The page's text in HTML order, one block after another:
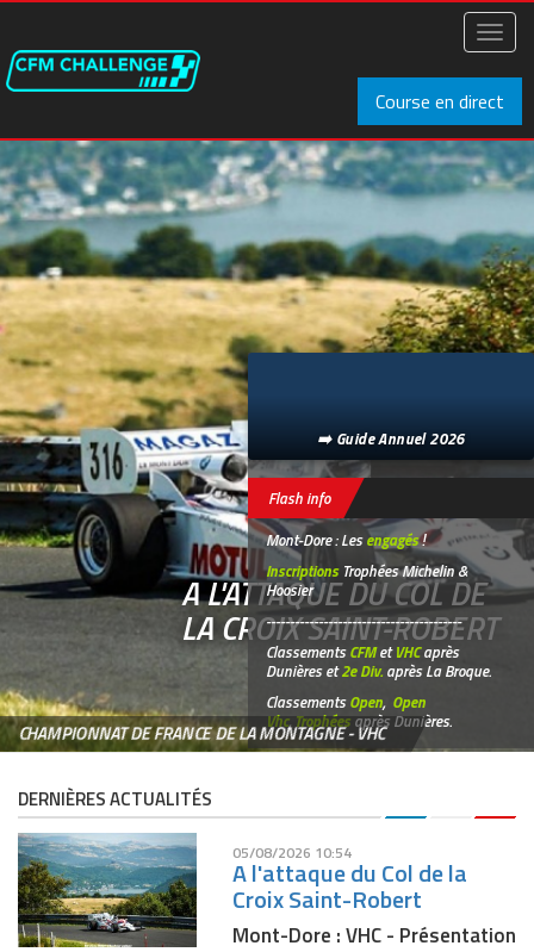
Aller
principal
Course en direct
A L'ATTAQUE DU COL DE
LA CROIX SAINT-ROBERT
➡️ Guide Annuel 2026
Flash info
Mont-Dore : Lesengagés!
InscriptionsTrophées Michelin &
Hoosier
-----------------------------------------
ClassementsCFMetVHCaprès
Dunières et2e Div. après La Broque.
ClassementsOpen, Open
Vhc,Trophéesaprès Dunières.
CHAMPIONNAT DE FRANCE DE LA MONTAGNE - VHC
DERNIÈRES ACTUALITÉS
05/08/2026 10:54
A l'attaque du Col de la
Croix Saint-Robert
Mont-Dore : VHC - Présentation